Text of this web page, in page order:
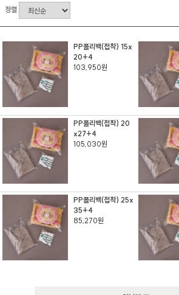
정렬
PP폴리백(접착) 15x
20+4
103,950원
PP폴리백(접착) 20
x27+4
105,030원
PP폴리백(접착) 25x
35+4
85,270원